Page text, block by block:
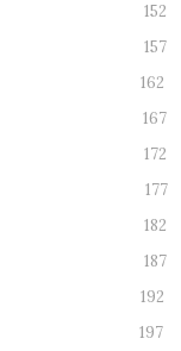
152
157
162
167
172
177
182
187
192
197